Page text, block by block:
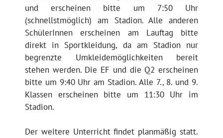
und erscheinen bitte um 7:50 Uhr
(schnellstmöglich) am Stadion. Alle anderen
SchülerInnen erscheinen am Lauftag bitte
direkt in Sportkleidung, da am Stadion nur
begrenzte Umkleidemöglichkeiten bereit
stehen werden. Die EF und die Q2 erscheinen
bitte um 9:40 Uhr am Stadion. Alle 7., 8. und 9.
Klassen erscheinen bitte um 11:30 Uhr im
Stadion.
Der weitere Unterricht findet planmäßig statt.